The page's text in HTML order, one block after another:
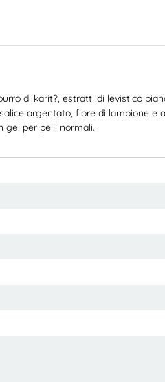
di karit?, estratti di levistico
argentato, fiore di lampione e
gel per pelli normali.